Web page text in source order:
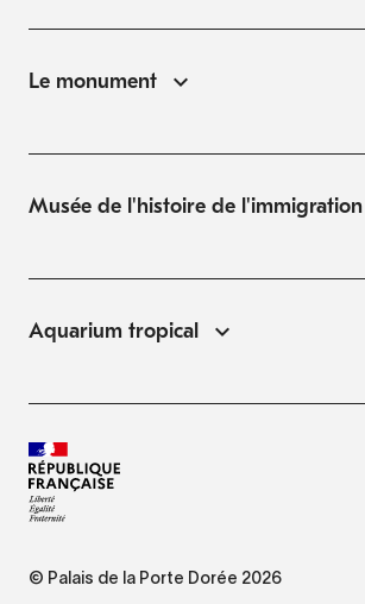
Le monument
Musée de l'histoire de l'immigration
Aquarium tropical
© Palais de la Porte Dorée 2026